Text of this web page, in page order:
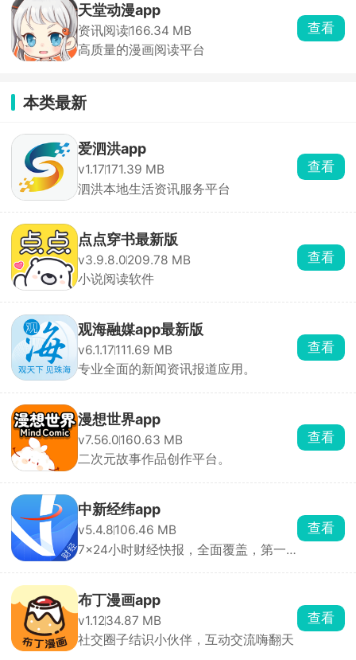
天堂动漫app
资讯阅读166.34 MB
高质量的漫画阅读平台
查看
本类最新
爱泗洪app
v1.17171.39 MB
泗洪本地生活资讯服务平台
查看
点点穿书最新版
v3.9.8.0209.78 MB
小说阅读软件
查看
观海融媒app最新版
v6.1.17111.69 MB
专业全面的新闻资讯报道应用。
查看
漫想世界app
v7.56.0160.63 MB
二次元故事作品创作平台。
查看
中新经纬app
v5.4.8106.46 MB
7x24小时财经快报，全面覆盖，第一
查看
布丁漫画app
v1.1234.87 MB
社交圈子结识小伙伴，互动交流嗨翻天
查看